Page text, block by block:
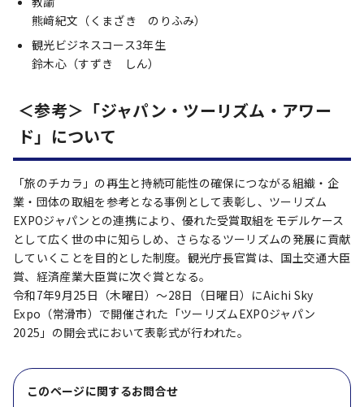
熊﨑紀文（くまざき のりふみ）
観光ビジネスコース3年生
鈴木心（すずき しん）
＜参考＞「ジャパン・ツーリズム・アワー
ド」について
「旅のチカラ」の再生と持続可能性の確保につながる組織・企
業・団体の取組を参考となる事例として表彰し、ツーリズム
EXPOジャパンとの連携により、優れた受賞取組をモデルケース
として広く世の中に知らしめ、さらなるツーリズムの発展に貢献
していくことを目的とした制度。観光庁長官賞は、国土交通大臣
賞、経済産業大臣賞に次ぐ賞となる。
令和7年9月25日（木曜日）～28日（日曜日）にAichi Sky
Expo（常滑市）で開催された「ツーリズムEXPOジャパン
2025」の開会式において表彰式が行われた。
このページに関するお問合せ